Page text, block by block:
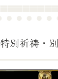
特別祈祷・